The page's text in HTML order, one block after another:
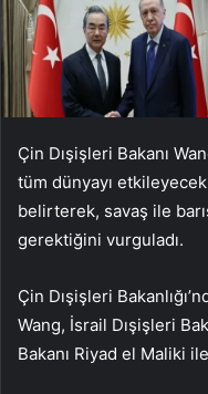
Çin Dışişleri Bakanı
tüm dünyayı
belirterek, savaş ile
gerektiğini vurguladı.
Çin Dışişleri
Wang, İsrail Dışişleri
Bakanı Riyad el Maliki